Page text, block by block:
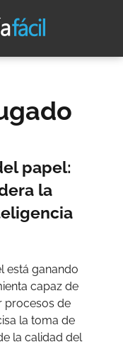
papel:
la
está ganando
capaz de
procesos de
la toma de
la calidad del